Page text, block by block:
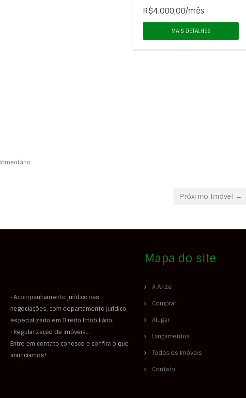
R$4.000,00/mês
MAIS DETALHES
Próximo Imóvel →
• Acompanhamento jurídico nas
negociações, com departamento jurídico,
especializado em Direito Imobiliário;
• Regularização de imóveis…
Entre em contato conosco e confira o que
anunciamos!
Mapa do site
A Arize
Comprar
Alugar
Lançamentos
Todos os Imóveis
Contato